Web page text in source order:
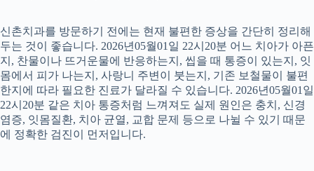
신촌치과를 방문하기 전에는 현재 불편한 증상을 간단히 정리해
두는 것이 좋습니다. 2026년05월01일 22시20분 어느 치아가 아픈
지, 찬물이나 뜨거운물에 반응하는지, 씹을 때 통증이 있는지, 잇
몸에서 피가 나는지, 사랑니 주변이 붓는지, 기존 보철물이 불편
한지에 따라 필요한 진료가 달라질 수 있습니다. 2026년05월01일
22시20분 같은 치아 통증처럼 느껴져도 실제 원인은 충치, 신경
염증, 잇몸질환, 치아 균열, 교합 문제 등으로 나뉠 수 있기 때문
에 정확한 검진이 먼저입니다.